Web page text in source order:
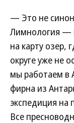
— Это не
Лимнология —
на карту озер,
округе уже не
мы работаем в
фирна из
экспедиция на
Все